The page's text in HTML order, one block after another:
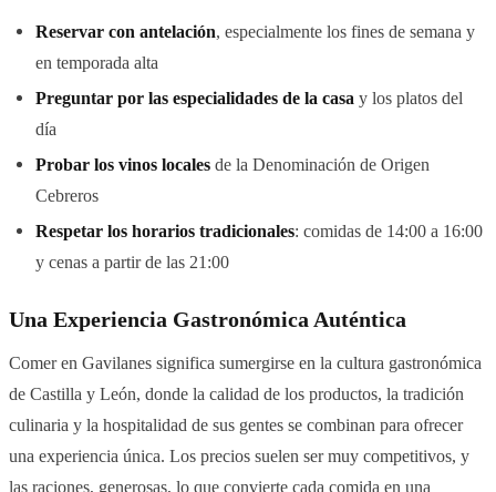
Reservar con antelación, especialmente los fines de semana y
en temporada alta
Preguntar por las especialidades de la casa y los platos del
día
Probar los vinos locales de la Denominación de Origen
Cebreros
Respetar los horarios tradicionales: comidas de 14:00 a 16:00
y cenas a partir de las 21:00
Una Experiencia Gastronómica Auténtica
Comer en Gavilanes significa sumergirse en la cultura gastronómica
de Castilla y León, donde la calidad de los productos, la tradición
culinaria y la hospitalidad de sus gentes se combinan para ofrecer
una experiencia única. Los precios suelen ser muy competitivos, y
las raciones, generosas, lo que convierte cada comida en una